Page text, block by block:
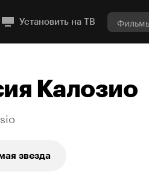
Установить на ТВ
Калозио
звезда